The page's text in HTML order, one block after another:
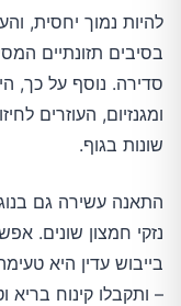
להיות נמוך יחסית,
בסיבים תזונתיים
סדירה. נוסף על כך,
ומגנזיום, העוזרים
שונות בגוף.
התאנה עשירה גם
נזקי חמצון שונים.
בייבוש עדין היא
– ותקבלו קינוח